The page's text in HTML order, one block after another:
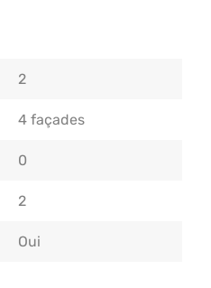
2
4 façades
0
2
Oui